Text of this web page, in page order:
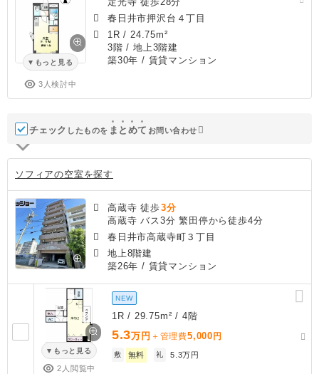
もっと見る
3人検討中
春日井市押沢台４丁目
1R / 24.75m²
3階 / 地上3階建
築30年 / 賃貸マンション
チェック したものを ま と めて お問い合わせ
ソフィアの空室を探す
高蔵寺 徒歩3分
高蔵寺 バス3分 繁田停から徒歩4分
春日井市高蔵寺町３丁目
地上8階建
築26年 / 賃貸マンション
もっと見る
2人閲覧中
NEW
1R / 29.75m² / 4階
5.3万円 ＋管理費5,000 円
敷 無料 礼 5.3万円